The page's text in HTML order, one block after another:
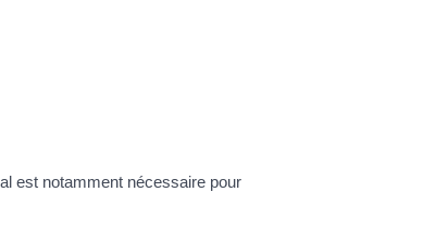
est notamment nécessaire pour